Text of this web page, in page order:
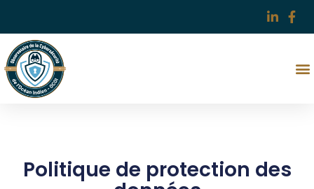
Politique de protection des